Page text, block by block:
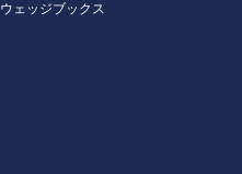
ウェッジブックス